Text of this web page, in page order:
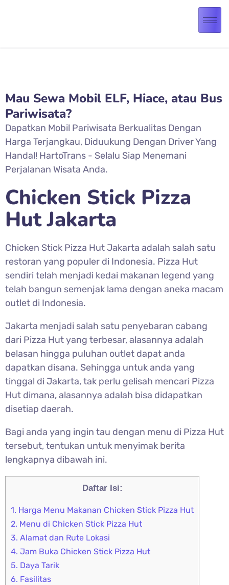
Mau Sewa Mobil ELF, Hiace, atau Bus
Pariwisata?
Dapatkan Mobil Pariwisata Berkualitas Dengan
Harga Terjangkau, Diduukung Dengan Driver Yang
Handal! HartoTrans - Selalu Siap Menemani
Perjalanan Wisata Anda.
Chicken Stick Pizza
Hut Jakarta
Chicken Stick Pizza Hut Jakarta adalah salah satu
restoran yang populer di Indonesia. Pizza Hut
sendiri telah menjadi kedai makanan legend yang
telah bangun semenjak lama dengan aneka macam
outlet di Indonesia.
Jakarta menjadi salah satu penyebaran cabang
dari Pizza Hut yang terbesar, alasannya adalah
belasan hingga puluhan outlet dapat anda
dapatkan disana. Sehingga untuk anda yang
tinggal di Jakarta, tak perlu gelisah mencari Pizza
Hut dimana, alasannya adalah bisa didapatkan
disetiap daerah.
Bagi anda yang ingin tau dengan menu di Pizza Hut
tersebut, tentukan untuk menyimak berita
lengkapnya dibawah ini.
Daftar Isi:
1. Harga Menu Makanan Chicken Stick Pizza Hut
2. Menu di Chicken Stick Pizza Hut
3. Alamat dan Rute Lokasi
4. Jam Buka Chicken Stick Pizza Hut
5. Daya Tarik
6. Fasilitas